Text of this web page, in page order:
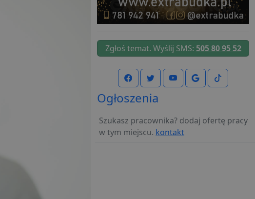
Zgłoś temat. Wyślij SMS: 505 80 95 52
Ogłoszenia
Szukasz pracownika? dodaj ofertę pracy
w tym miejscu. kontakt